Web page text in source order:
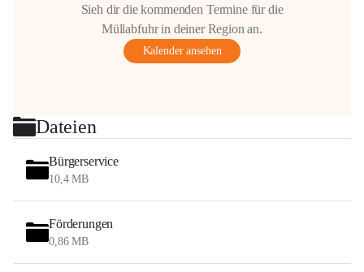
Sieh dir die kommenden Termine für die
Müllabfuhr in deiner Region an.
Kalender ansehen
Dateien
Bürgerservice
10,4 MB
Förderungen
0,86 MB